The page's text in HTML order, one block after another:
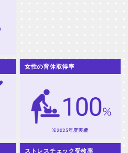
女性の育休取得率
ストレスチェック受検率